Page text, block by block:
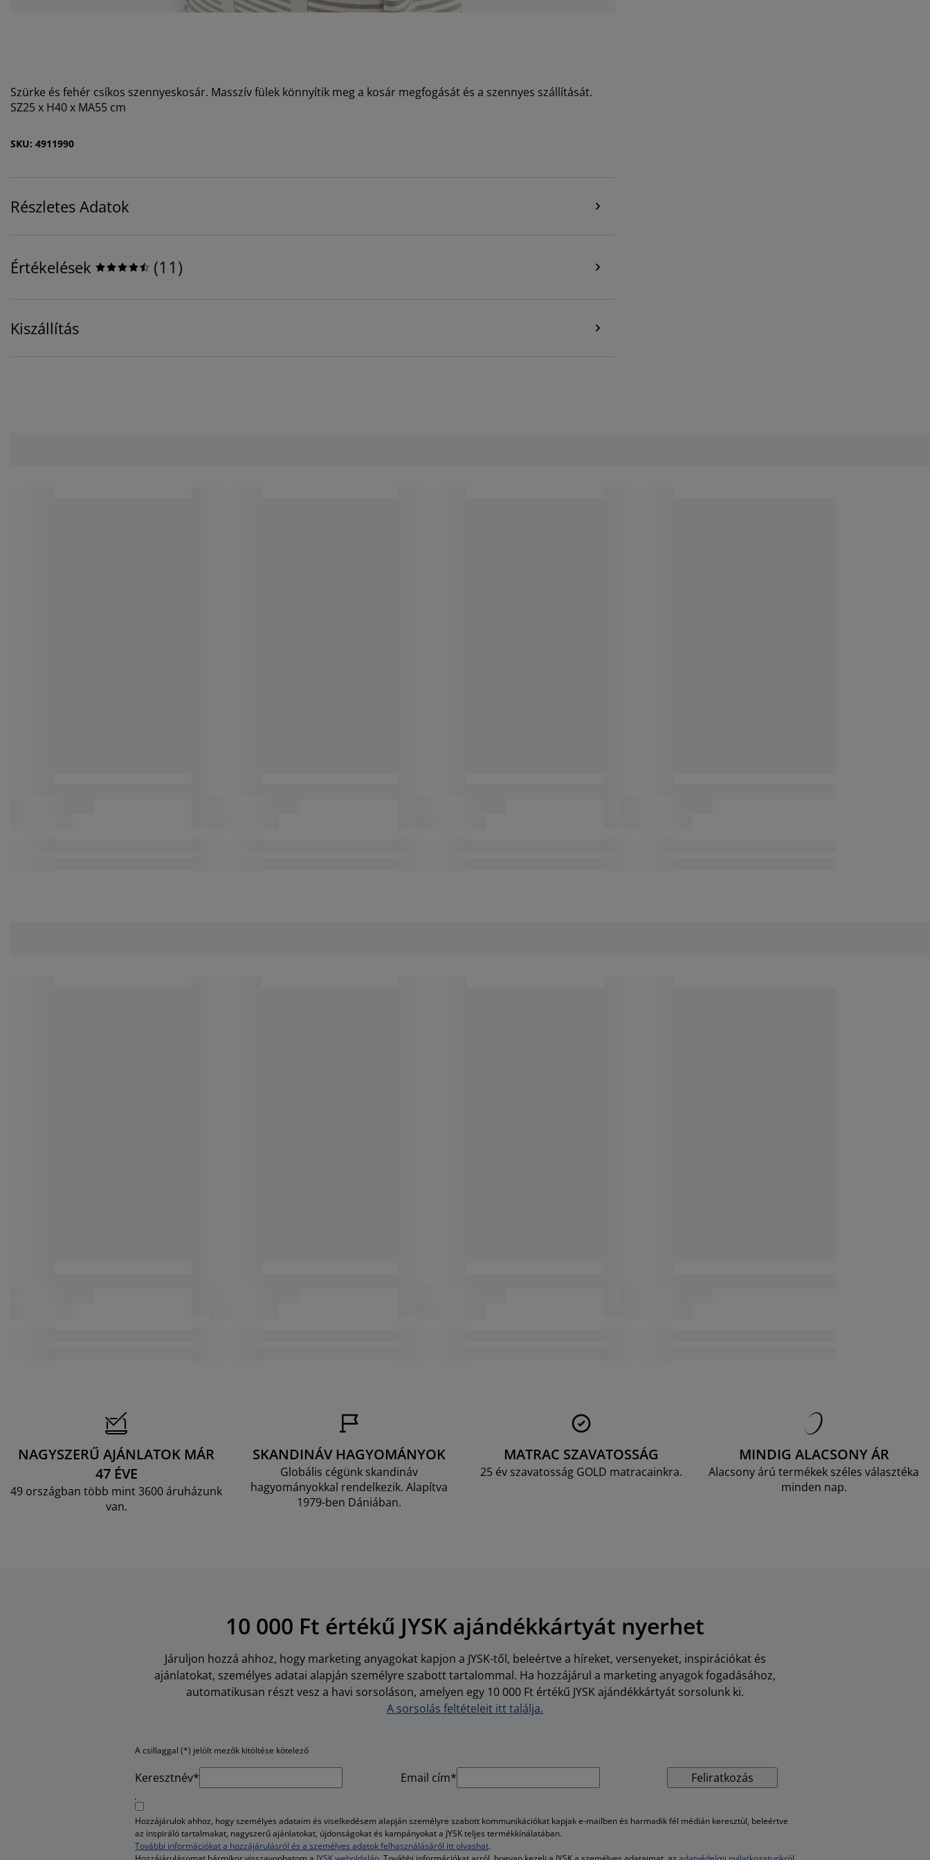
Szürke és fehér csíkos szennyeskosár. Masszív fülek könnyítik meg a kosár megfogását és a szennyes szállítását.
SZ25 x H40 x MA55 cm
SKU: 4911990
Részletes Adatok
Értékelések (11)
Kiszállítás
NAGYSZERŰ AJÁNLATOK MÁR
47 ÉVE
49 országban több mint 3600 áruházunk
van.
SKANDINÁV HAGYOMÁNYOK
Globális cégünk skandináv
hagyományokkal rendelkezik. Alapítva
1979-ben Dániában.
MATRAC SZAVATOSSÁG
25 év szavatosság GOLD matracainkra.
MINDIG ALACSONY ÁR
Alacsony árú termékek széles választéka
minden nap.
10 000 Ft értékű JYSK ajándékkártyát nyerhet
Járuljon hozzá ahhoz, hogy marketing anyagokat kapjon a JYSK-től, beleértve a híreket, versenyeket, inspirációkat és
ajánlatokat, személyes adatai alapján személyre szabott tartalommal. Ha hozzájárul a marketing anyagok fogadásához,
automatikusan részt vesz a havi sorsoláson, amelyen egy 10 000 Ft értékű JYSK ajándékkártyát sorsolunk ki.
A sorsolás feltételeit itt találja.
A csillaggal (*) jelölt mezők kitöltése kötelező
Keresztnév* Email cím* Feliratkozás
Hozzájárulok ahhoz, hogy személyes adataim és viselkedésem alapján személyre szabott kommunikációkat kapjak e-mailben és harmadik fél médián keresztül, beleértve
az inspiráló tartalmakat, nagyszerű ajánlatokat, újdonságokat és kampányokat a JYSK teljes termékkínálatában.
További információkat a hozzájárulásról és a személyes adatok felhasználásáról itt olvashat.